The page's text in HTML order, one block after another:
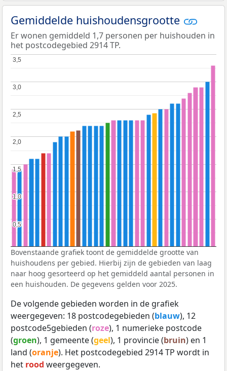
Gemiddelde huishoudensgrootte
Er wonen gemiddeld 1,7 personen per huishouden in
het postcodegebied 2914 TP.
0,5
0,5
1,0
1,0
1,5
1,5
2,0
2,0
2,5
2,5
3,0
3,0
3,5
3,5
Bovenstaande grafiek toont de gemiddelde grootte van
huishoudens per gebied. Hierbij zijn de gebieden van laag
naar hoog gesorteerd op het gemiddeld aantal personen in
een huishouden. De gegevens gelden voor 2025.
De volgende gebieden worden in de grafiek
weergegeven: 18 postcodegebieden (blauw), 12
postcode5gebieden (roze), 1 numerieke postcode
(groen), 1 gemeente (geel), 1 provincie (bruin) en 1
land (oranje). Het postcodegebied 2914 TP wordt in
het rood weergegeven.